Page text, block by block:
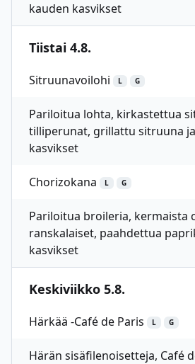
kauden kasvikset
Tiistai 4.8.
Sitruunavoilohi L G
Pariloitua lohta, kirkastettua
tilliperunat, grillattu sitruuna
kasvikset
Chorizokana L G
Pariloitua broileria, kermaista
ranskalaiset, paahdettua
kasvikset
Keskiviikko 5.8.
Härkää -Café de Paris L G
Härän sisäfilenoisetteja, Café